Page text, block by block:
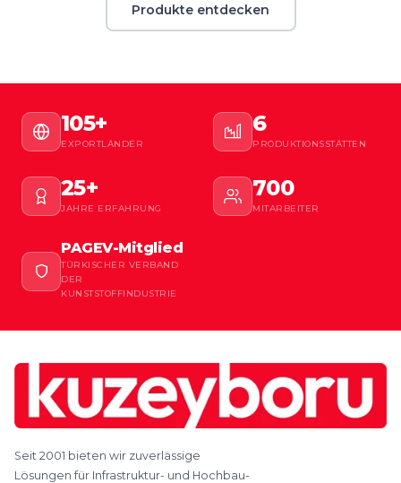
Produkte entdecken
105+
EXPORTLÄNDER
6
PRODUKTIONSSTÄTTEN
25+
JAHRE ERFAHRUNG
700
MITARBEITER
PAGEV-Mitglied
TÜRKISCHER VERBAND
DER
KUNSTSTOFFINDUSTRIE
Seit 2001 bieten wir zuverlässige
Lösungen für Infrastruktur- und Hochbau-